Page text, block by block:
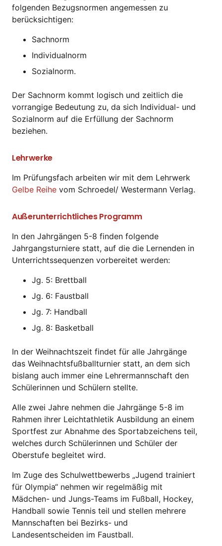
folgenden Bezugsnormen angemessen zu
berücksichtigen:
Sachnorm
Individualnorm
Sozialnorm.
Der Sachnorm kommt logisch und zeitlich die
vorrangige Bedeutung zu, da sich Individual- und
Sozialnorm auf die Erfüllung der Sachnorm
beziehen.
Lehrwerke
Im Prüfungsfach arbeiten wir mit dem Lehrwerk
Gelbe Reihe vom Schroedel/ Westermann Verlag.
Außerunterrichtliches Programm
In den Jahrgängen 5-8 finden folgende
Jahrgangsturniere statt, auf die die Lernenden in
Unterrichtssequenzen vorbereitet werden:
Jg. 5: Brettball
Jg. 6: Faustball
Jg. 7: Handball
Jg. 8: Basketball
In der Weihnachtszeit findet für alle Jahrgänge
das Weihnachtsfußballturnier statt, an dem sich
bislang auch immer eine Lehrermannschaft den
Schülerinnen und Schülern stellte.
Alle zwei Jahre nehmen die Jahrgänge 5-8 im
Rahmen ihrer Leichtathletik Ausbildung an einem
Sportfest zur Abnahme des Sportabzeichens teil,
welches durch Schülerinnen und Schüler der
Oberstufe begleitet wird.
Im Zuge des Schulwettbewerbs „Jugend trainiert
für Olympia“ nehmen wir regelmäßig mit
Mädchen- und Jungs-Teams im Fußball, Hockey,
Handball sowie Tennis teil und stellen mehrere
Mannschaften bei Bezirks- und
Landesentscheiden im Faustball.